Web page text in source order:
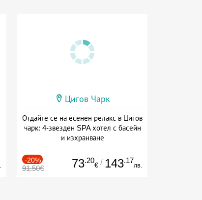
Цигов Чарк
Отдайте се на есенен релакс в Цигов
чарк: 4-звезден SPA хотел с басейн
и изхранване
-20%
91.50€ 73.20
€ / 143.17
лв.